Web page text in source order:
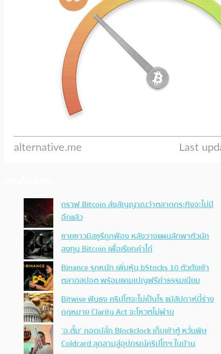
กราฟ Bitcoin ส่งสัญญาณว่าตลาดกระทิงจะไม่มี
อีกแล้ว
ชายชาวมิสซูรีถูกฟ้อง หลังวางแผนลักพาตัวนัก
ลงทุน Bitcoin เพื่อเรียกค่าไถ่
Binance รุกหนัก เพิ่มหุ้น bStocks 10 ตัวดังเข้า
ตลาดสปอต พร้อมแคมเปญฟรีค่าธรรมเนียม
Bitwise ฟันธง คริปโตจะไม่เป็นไร แม้สัปดาห์นี้ร่าง
กฎหมาย Clarity Act จะโหวตไม่ผ่าน
‘อ.ตั๊ม’ ถอดปลั้ก Blockclock เก็บเข้าตู้ หวั่นพิษ
Coldcard ลุกลามสู่อุปกรณ์คริปโทฯ ในบ้าน